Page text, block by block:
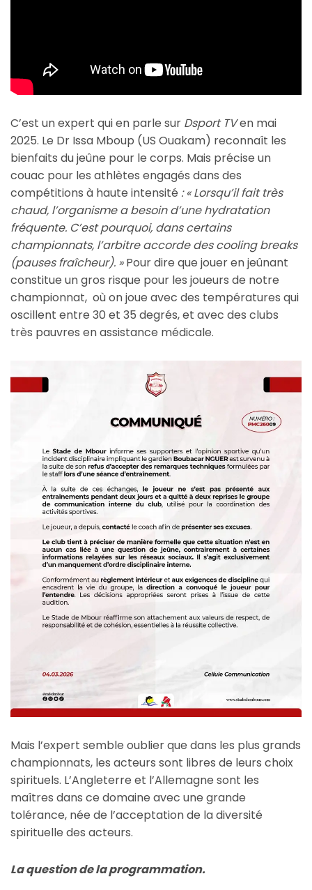
C’est un expert qui en parle sur Dsport TVen mai
2025. Le Dr Issa Mboup (US Ouakam) reconnaît les
bienfaits du jeûne pour le corps. Mais précise un
couac pour les athlètes engagés dans des
compétitions à haute intensité : « Lorsqu’il fait très
chaud, l’organisme a besoin d’une hydratation
fréquente. C’est pourquoi, dans certains
championnats, l’arbitre accorde des cooling breaks
(pauses fraîcheur). »Pour dire que jouer en jeûnant
constitue un gros risque pour les joueurs de notre
championnat, où on joue avec des températures qui
oscillent entre 30 et 35 degrés, et avec des clubs
très pauvres en assistance médicale.
Mais l’expert semble oublier que dans les plus grands
championnats, les acteurs sont libres de leurs choix
spirituels. L’Angleterre et l’Allemagne sont les
maîtres dans ce domaine avec une grande
tolérance, née de l’acceptation de la diversité
spirituelle des acteurs.
La question de la programmation.